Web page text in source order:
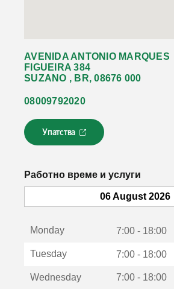
AVENIDA ANTONIO MARQUES
FIGUEIRA 384
SUZANO , BR, 08676 000
08009792020
Упатства
Л
и
к
с
Работно време и услуги
06 August 2026
Monday 7:00 - 18:00
Tuesday 7:00 - 18:00
Wednesday 7:00 - 18:00